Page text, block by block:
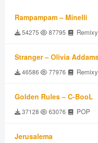
Rampampam – Minelli
54275 87795 Remixy
Stranger – Olivia
46586 77976 Remixy
Golden Rules – C-BooL
37128 63076 POP
Jerusalema